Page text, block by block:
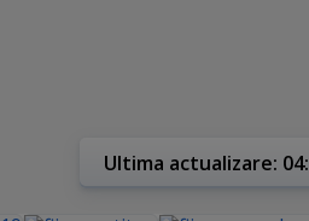
Ultima actualizare: